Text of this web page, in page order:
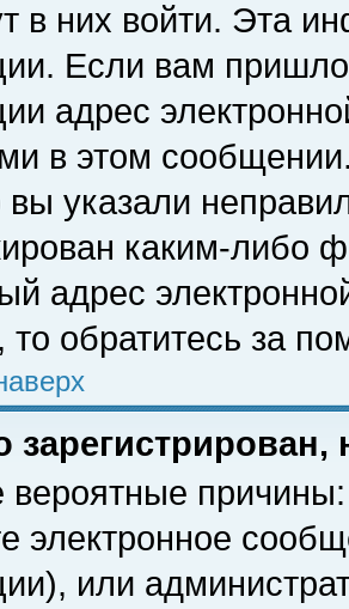
в них войти. Эта
Если вам
адрес
в этом
указали
каким-либо
адрес
то обратитесь за
вероятные
электронное
или